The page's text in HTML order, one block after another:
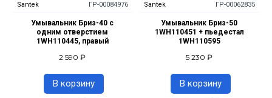
Santek ГР-00084976
Умывальник Бриз-40 с
одним отверстием
1WH110445, правый
2 590 ₽
В корзину
Santek ГР-00062835
Умывальник Бриз-50
1WH110451 + пьедестал
1WH110595
5 230 ₽
В корзину